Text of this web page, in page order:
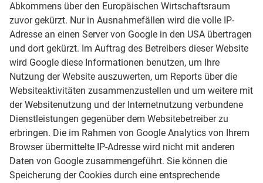
Abkommens über den Europäischen Wirtschaftsraum
zuvor gekürzt. Nur in Ausnahmefällen wird die volle IP-
Adresse an einen Server von Google in den USA übertragen
und dort gekürzt. Im Auftrag des Betreibers dieser Website
wird Google diese Informationen benutzen, um Ihre
Nutzung der Website auszuwerten, um Reports über die
Websiteaktivitäten zusammenzustellen und um weitere mit
der Websitenutzung und der Internetnutzung verbundene
Dienstleistungen gegenüber dem Websitebetreiber zu
erbringen. Die im Rahmen von Google Analytics von Ihrem
Browser übermittelte IP-Adresse wird nicht mit anderen
Daten von Google zusammengeführt. Sie können die
Speicherung der Cookies durch eine entsprechende